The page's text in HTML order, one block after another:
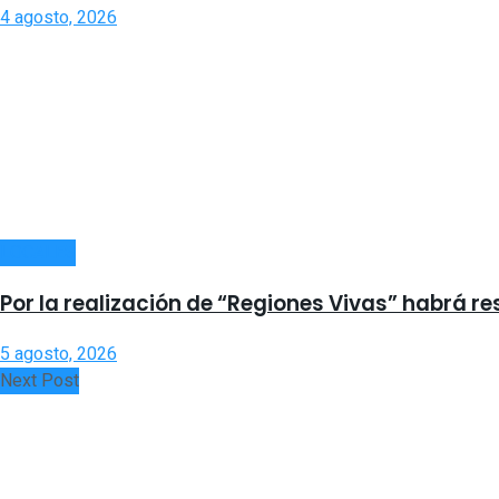
4 agosto, 2026
Por la realización de “Regiones Vivas” habrá
5 agosto, 2026
Next Post